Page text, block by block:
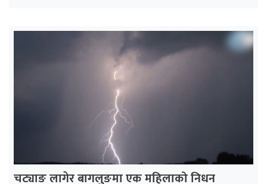
चट्याङ लागेर बागलुङमा एक महिलाको निधन